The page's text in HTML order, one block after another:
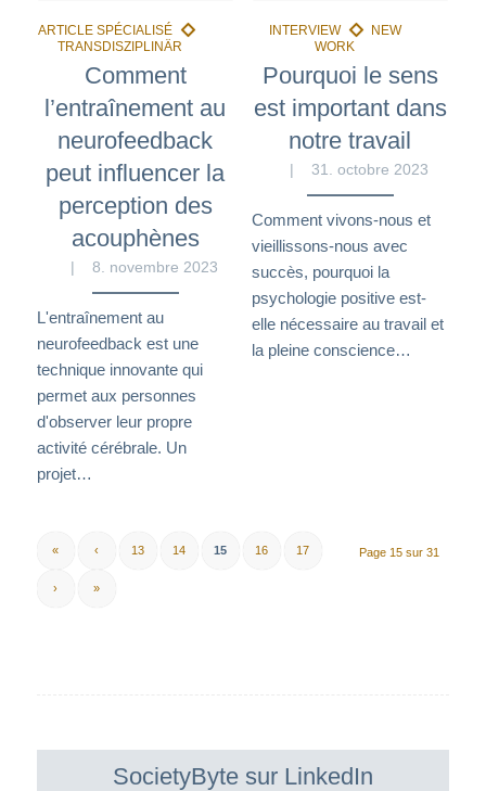
Comment
l’entraînement au
neurofeedback
peut influencer la
perception des
acouphènes
8. novembre 2023
L'entraînement au
neurofeedback est une
technique innovante qui
permet aux personnes
d'observer leur propre
activité cérébrale. Un
projet…
Pourquoi le sens
est important dans
notre travail
31. octobre 2023
Comment vivons-nous et
vieillissons-nous avec
succès, pourquoi la
psychologie positive est-
elle nécessaire au travail et
la pleine conscience…
Page 15 sur 31
« ‹ 13 14 15 16 17
› »
SocietyByte sur LinkedIn